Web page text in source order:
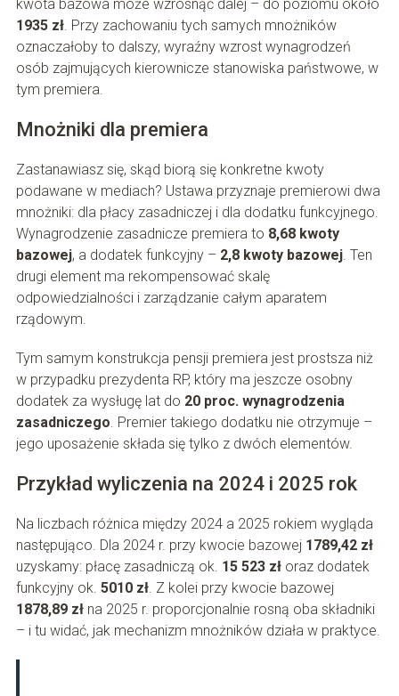
kwota bazowa może wzrosnąć dalej – do poziomu około
1935 zł. Przy zachowaniu tych samych mnożników
oznaczałoby to dalszy, wyraźny wzrost wynagrodzeń
osób zajmujących kierownicze stanowiska państwowe, w
tym premiera.
Mnożniki dla premiera
Zastanawiasz się, skąd biorą się konkretne kwoty
podawane w mediach? Ustawa przyznaje premierowi dwa
mnożniki: dla płacy zasadniczej i dla dodatku funkcyjnego.
Wynagrodzenie zasadnicze premiera to 8,68 kwoty
bazowej, a dodatek funkcyjny – 2,8 kwoty bazowej. Ten
drugi element ma rekompensować skalę
odpowiedzialności i zarządzanie całym aparatem
rządowym.
Tym samym konstrukcja pensji premiera jest prostsza niż
w przypadku prezydenta RP, który ma jeszcze osobny
dodatek za wysługę lat do 20 proc. wynagrodzenia
zasadniczego. Premier takiego dodatku nie otrzymuje –
jego uposażenie składa się tylko z dwóch elementów.
Przykład wyliczenia na 2024 i 2025 rok
Na liczbach różnica między 2024 a 2025 rokiem wygląda
następująco. Dla 2024 r. przy kwocie bazowej 1789,42 zł
uzyskamy: płacę zasadniczą ok. 15 523 złoraz dodatek
funkcyjny ok. 5010 zł. Z kolei przy kwocie bazowej
1878,89 złna 2025 r. proporcjonalnie rosną oba składniki
– i tu widać, jak mechanizm mnożników działa w praktyce.